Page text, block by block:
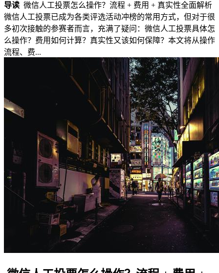
导读 微信人工投票怎么操作？流程 + 费用 + 真实性全面解析
微信人工投票已成为各类评选活动冲榜的常用方式，但对于很
多初次接触的参赛者而言，充满了疑问：微信人工投票具体怎
么操作？费用如何计算？真实性又该如何保障？本文将从操作
流程、费...